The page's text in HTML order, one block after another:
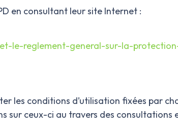
en consultant leur site Internet :
le-reglement-general-sur-la-
les conditions d’utilisation fixées par
sur ceux-ci au travers des